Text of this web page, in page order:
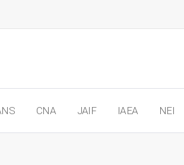
육 프로그램이 진행되었고
CNA JAIF IAEA NEI